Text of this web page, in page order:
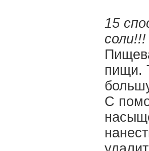
15
соли!!!
пищи.
С